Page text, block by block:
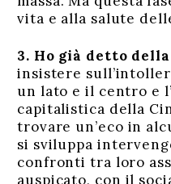
vita e alla salute
3. Ho già detto
insistere
un lato e il centro e
capitalistica della
trovare un’eco in
si sviluppa
confronti tra loro
auspicato, con il